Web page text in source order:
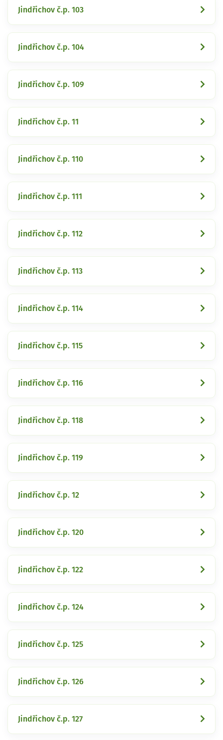
Jindřichov č.p. 103
Jindřichov č.p. 104
Jindřichov č.p. 109
Jindřichov č.p. 11
Jindřichov č.p. 110
Jindřichov č.p. 111
Jindřichov č.p. 112
Jindřichov č.p. 113
Jindřichov č.p. 114
Jindřichov č.p. 115
Jindřichov č.p. 116
Jindřichov č.p. 118
Jindřichov č.p. 119
Jindřichov č.p. 12
Jindřichov č.p. 120
Jindřichov č.p. 122
Jindřichov č.p. 124
Jindřichov č.p. 125
Jindřichov č.p. 126
Jindřichov č.p. 127